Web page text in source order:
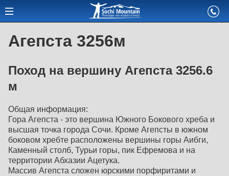
Агепста 3256м
Поход на вершину Агепста 3256.6
м
Общая информация:
Гора Агепста - это вершина Южного Бокового хреба и
высшая точка города Сочи. Кроме Агепсты в южном
боковом хребте расположены вершины горы Аибги,
Каменный столб, Турьи горы, пик Ефремова и на
территории Абхазии Ацетука.
Массив Агепста сложен юрскими порфиритами и